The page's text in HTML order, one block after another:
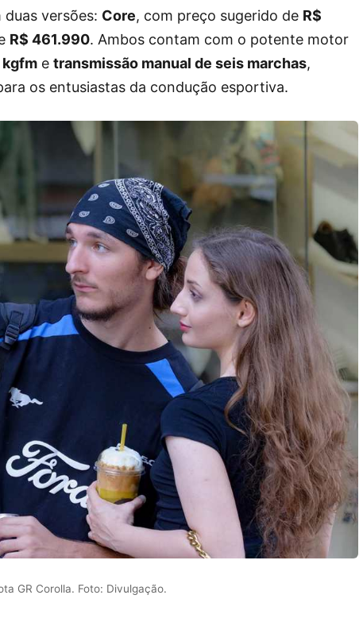
duas versões: Core, com preço sugerido de R$
R$ 461.990. Ambos contam com o potente motor
kgfm e transmissão manual de seis marchas,
os entusiastas da condução esportiva.
GR Corolla. Foto: Divulgação.